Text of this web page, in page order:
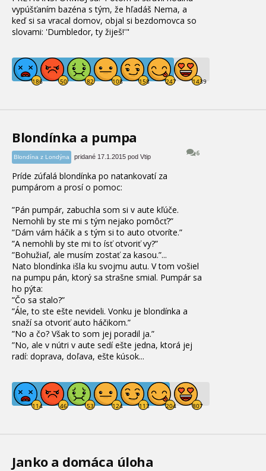
vypúšťaním bazéna s tým, že hľadáš Nema, a
keď si sa vracal domov, objal si bezdomovca so
slovami: 'Dumbledor, ty žiješ!'"
Blondínka a pumpa
6
Blondína z Londýna pridané 17.1.2015 pod Vtip
Príde zúfalá blondínka po natankovatí za
pumpárom a prosí o pomoc:
”Pán pumpár, zabuchla som si v aute kľúče.
Nemohli by ste mi s tým nejako pomôcť?”
”Dám vám háčik a s tým si to auto otvoríte.”
”A nemohli by ste mi to ísť otvoriť vy?”
”Bohužiaľ, ale musím zostať za kasou.”...
Nato blondínka išla ku svojmu autu. V tom vošiel
na pumpu pán, ktorý sa strašne smial. Pumpár sa
ho pýta:
”Čo sa stalo?”
”Ále, to ste ešte nevideli. Vonku je blondínka a
snaží sa otvoriť auto háčikom.”
”No a čo? Však to som jej poradil ja.”
”No, ale v nútri v aute sedí ešte jedna, ktorá jej
radí: doprava, doľava, ešte kúsok...
Janko a domáca úloha